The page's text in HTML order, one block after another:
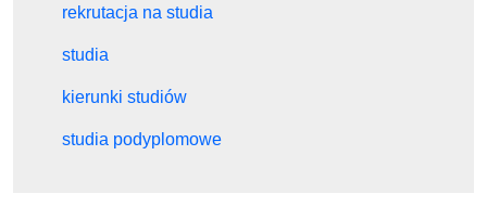
rekrutacja na studia
studia
kierunki studiów
studia podyplomowe